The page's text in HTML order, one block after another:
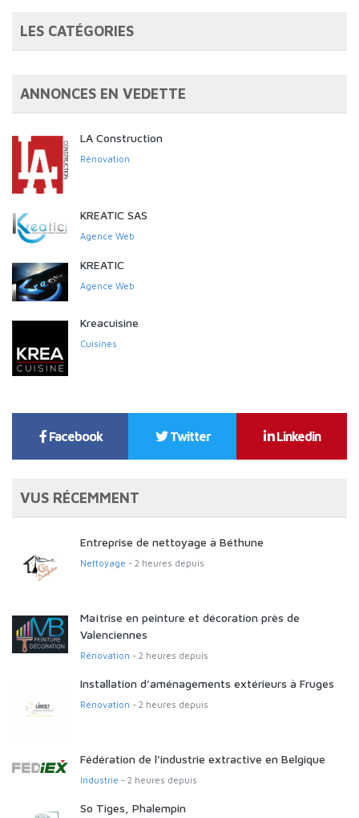
LES CATÉGORIES
ANNONCES EN VEDETTE
LA Construction
Rénovation
KREATIC SAS
Agence Web
KREATIC
Agence Web
Kreacuisine
Cuisines
Facebook Twitter Linkedin
VUS RÉCEMMENT
Entreprise de nettoyage à Béthune
Nettoyage - 2 heures depuis
Maîtrise en peinture et décoration près de
Valenciennes
Rénovation - 2 heures depuis
Installation d’aménagements extérieurs à Fruges
Rénovation - 2 heures depuis
Fédération de l’industrie extractive en Belgique
Industrie - 2 heures depuis
So Tiges, Phalempin